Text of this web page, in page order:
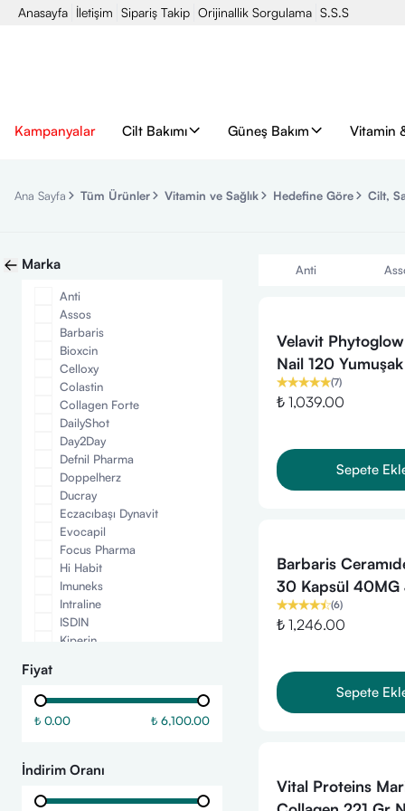
Anasayfa İletişim Sipariş Takip Orijinallik Sorgulama S.S.S
Kampanyalar Cilt Bakımı Güneş Bakım Vitamin
Ana Sayfa Tüm Ürünler Vitamin ve Sağlık Hedefine Göre Cilt,
Marka
Anti
Assos
Barbaris
Bioxcin
Celloxy
Colastin
Collagen Forte
DailyShot
Day2Day
Defnil Pharma
Doppelherz
Ducray
Eczacıbaşı Dynavit
Evocapil
Focus Pharma
Hi Habit
Imuneks
Intraline
ISDIN
Kiperin
Natures Bounty
Nutraxin
Ovio
Fiyat
₺ 0.00 ₺ 6,100.00
İndirim Oranı
Anti
Velavit
Nail 120
(7)
₺ 1,039.00
Sepete
Barbaris
30 Kapsül 40MG
Seramid Cilde
Sıkılaşma- Ton
(6)
₺ 1,246.00
Sepete
Vital Proteins